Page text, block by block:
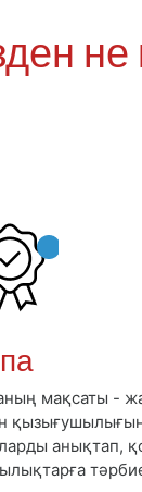
мақсаты -
анықтап,